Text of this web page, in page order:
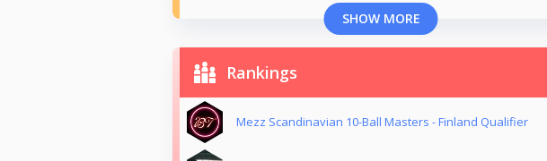
SHOW MORE
Rankings
Mezz Scandinavian 10-Ball Masters - Finland Qualifier